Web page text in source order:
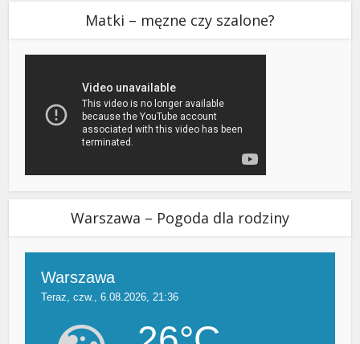
Matki – męzne czy szalone?
Warszawa – Pogoda dla rodziny